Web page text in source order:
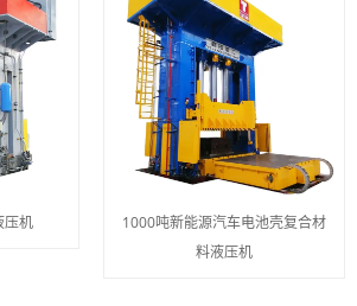
压机
1000吨新能源汽车电池壳复合材
料液压机